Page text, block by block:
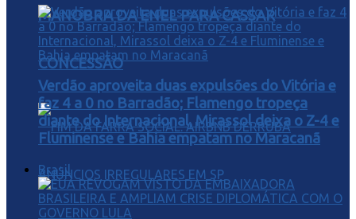
MANOBRA DA ENEL PARA CASSAR
CONCESSÃO
Verdão aproveita duas expulsões do Vitória e
faz 4 a 0 no Barradão; Flamengo tropeça
diante do Internacional, Mirassol deixa o Z-4 e
Fluminense e Bahia empatam no Maracanã
Brasil